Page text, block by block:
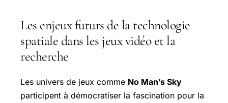
Les enjeux futurs de la technologie
spatiale dans les jeux vidéo et la
recherche
Les univers de jeux comme No Man’s Sky
participent à démocratiser la fascination pour la